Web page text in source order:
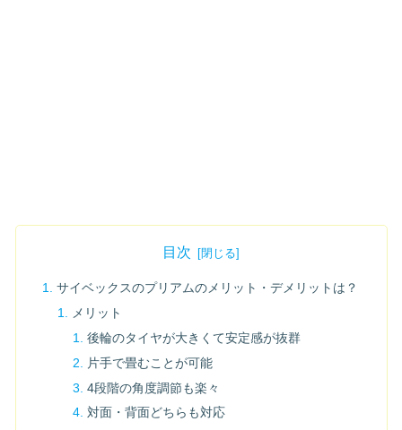
目次
サイベックスのプリアムのメリット・デメリットは？
メリット
後輪のタイヤが大きくて安定感が抜群
片手で畳むことが可能
4段階の角度調節も楽々
対面・背面どちらも対応